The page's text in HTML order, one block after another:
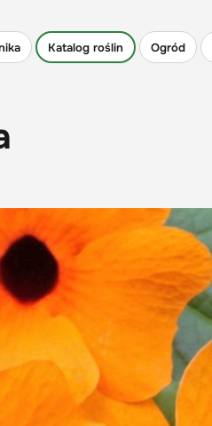
Katalog roślin Ogród